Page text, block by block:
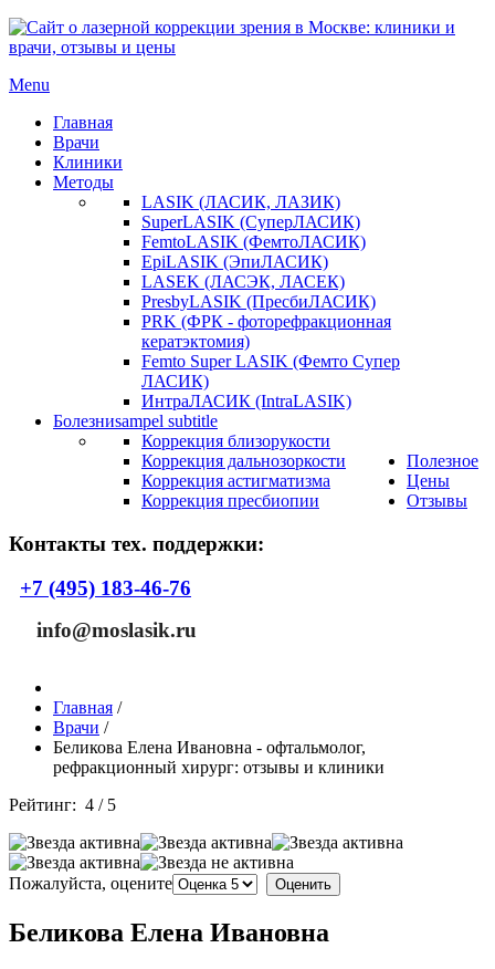
Menu
Главная
Врачи
Клиники
Методы
LASIK (ЛАСИК, ЛАЗИК)
SuperLASIK (СуперЛАСИК)
FemtoLASIK (ФемтоЛАСИК)
EpiLASIK (ЭпиЛАСИК)
LASEK (ЛАСЭК, ЛАСЕК)
PresbyLASIK (ПресбиЛАСИК)
PRK (ФРК - фоторефракционная
кератэктомия)
Femto Super LASIK (Фемто Супер
ЛАСИК)
ИнтраЛАСИК (IntraLASIK)
Болезниsampel subtitle
Коррекция близорукости
Коррекция дальнозоркости
Коррекция астигматизма
Коррекция пресбиопии
Полезное
Цены
Отзывы
Контакты тех. поддержки:
+7 (495) 183-46-76
info@moslasik.ru
Главная /
Врачи /
Беликова Елена Ивановна - офтальмолог,
рефракционный хирург: отзывы и клиники
Рейтинг: 4 / 5
Пожалуйста, оцените
Беликова Елена Ивановна